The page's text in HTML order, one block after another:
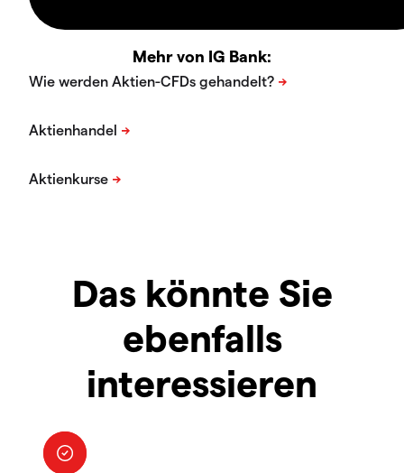
Mehr von IG Bank:
Das könnte Sie
ebenfalls
interessieren